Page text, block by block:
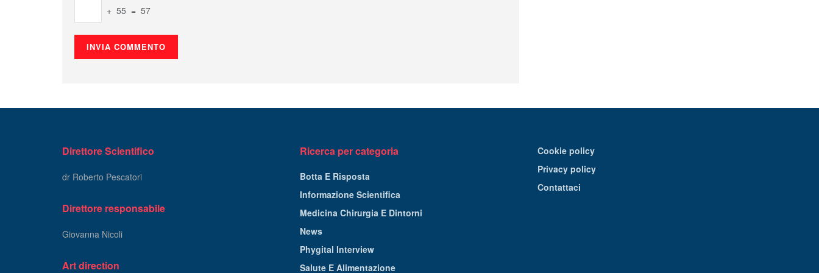
+ 55 = 57
Direttore Scientifico
dr Roberto Pescatori
Direttore responsabile
Giovanna Nicoli
Art direction
Ricerca per categoria
Botta E Risposta
Informazione Scientifica
Medicina Chirurgia E Dintorni
News
Phygital Interview
Salute E Alimentazione
Cookie policy
Privacy policy
Contattaci